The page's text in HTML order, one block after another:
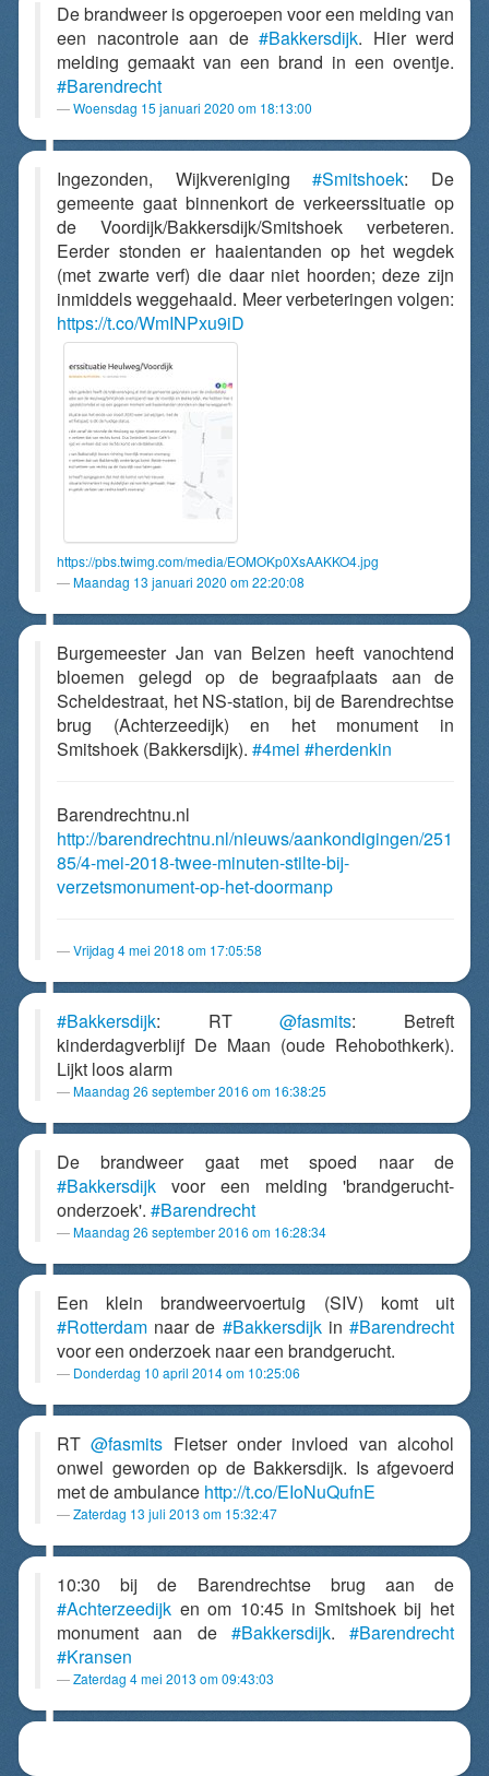
De brandweer is opgeroepen voor een melding van
een nacontrole aan de #Bakkersdijk. Hier werd
melding gemaakt van een brand in een oventje.
#Barendrecht
Woensdag 15 januari 2020 om 18:13:00
Ingezonden, Wijkvereniging#Smitshoek: De
gemeente gaat binnenkort de verkeerssituatie op
de Voordijk/Bakkersdijk/Smitshoek verbeteren.
Eerder stonden er haaientanden op het wegdek
(met zwarte verf) die daar niet hoorden; deze zijn
inmiddels weggehaald. Meer verbeteringen volgen:
https://t.co/WmINPxu9iD
https://pbs.twimg.com/media/EOMOKp0XsAAKKO4.jpg
Maandag 13 januari 2020 om 22:20:08
Burgemeester Jan van Belzen heeft vanochtend
bloemen gelegd op de begraafplaats aan de
Scheldestraat, het NS-station, bij de Barendrechtse
brug (Achterzeedijk) en het monument in
Smitshoek (Bakkersdijk). #4mei #herdenkin
Barendrechtnu.nl
http://barendrechtnu.nl/nieuws/aankondigingen/251
85/4-mei-2018-twee-minuten-stilte-bij-
verzetsmonument-op-het-doormanp
Vrijdag 4 mei 2018 om 17:05:58
#Bakkersdijk: RT@fasmits: Betreft
kinderdagverblijf De Maan (oude Rehobothkerk).
Lijkt loos alarm
Maandag 26 september 2016 om 16:38:25
De brandweer gaat met spoed naar de
#Bakkersdijk voor een melding 'brandgerucht-
onderzoek'. #Barendrecht
Maandag 26 september 2016 om 16:28:34
Een klein brandweervoertuig (SIV) komt uit
#Rotterdam naar de #Bakkersdijkin#Barendrecht
voor een onderzoek naar een brandgerucht.
Donderdag 10 april 2014 om 10:25:06
RT@fasmits Fietser onder invloed van alcohol
onwel geworden op de Bakkersdijk. Is afgevoerd
met de ambulance http://t.co/EIoNuQufnE
Zaterdag 13 juli 2013 om 15:32:47
10:30 bij de Barendrechtse brug aan de
#Achterzeedijk en om 10:45 in Smitshoek bij het
monument aan de #Bakkersdijk. #Barendrecht
#Kransen
Zaterdag 4 mei 2013 om 09:43:03